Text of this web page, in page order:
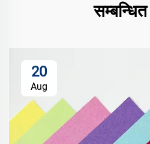
20
Aug